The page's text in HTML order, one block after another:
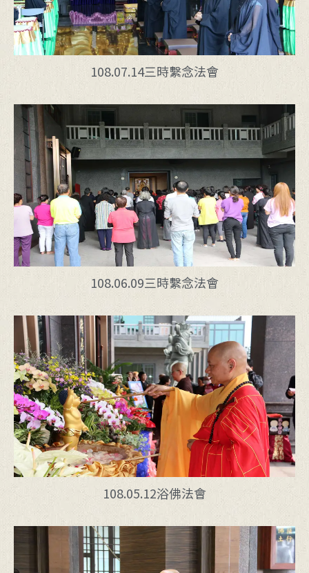
108.07.14三時繫念法會
108.06.09三時繫念法會
108.05.12浴佛法會